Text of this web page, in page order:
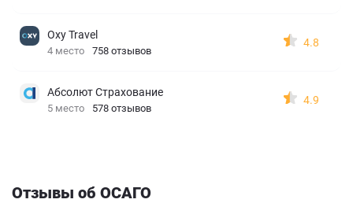
Oxy Travel
4 место 758 отзывов
4.8
Абсолют Страхование
5 место 578 отзывов
4.9
Отзывы об ОСАГО